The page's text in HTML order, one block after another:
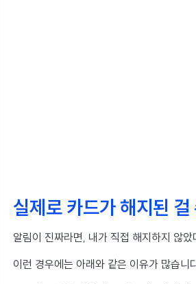
실제로 카드가 해지된
알림이 진짜라면, 내가 직접 해지하지 않
이런 경우에는 아래와 같은 이유가 많습니